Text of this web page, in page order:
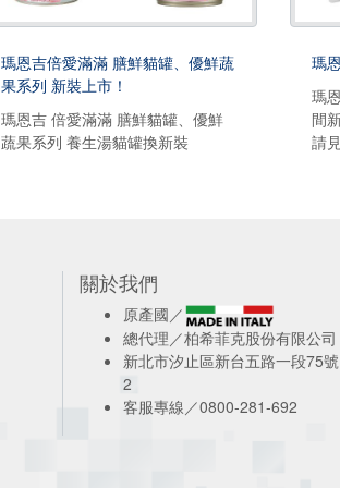
瑪恩吉倍愛滿滿 膳鮮貓罐、優鮮蔬
果系列 新裝上市！
瑪恩吉 倍愛滿滿 膳鮮貓罐、優鮮
蔬果系列 養生湯貓罐換新裝
瑪
瑪
間
請
關於我們
原產國／
總代理／柏希菲克股份有限公司
新北市汐止區新台五路一段75
2
客服專線／0800-281-692